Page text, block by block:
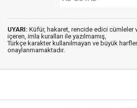
UYARI: Küfür, hakaret, rencide edici cümleler
içeren, imla kuralları ile yazılmamış,
Türkçe karakter kullanılmayan ve büyük
onaylanmamaktadır.